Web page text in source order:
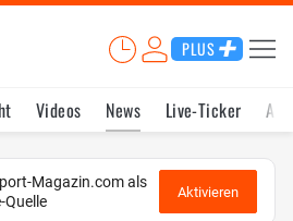
PLUS
Videos News Live-Ticker
Magazin.com als
Quelle
Aktivieren